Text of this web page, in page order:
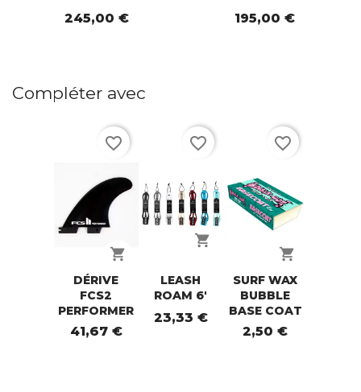
245,00 € 195,00 €
Compléter avec
shopping_cart
DÉRIVE
FCS2
PERFORMER
41,67 €
favorite_border
shopping_cart
LEASH
ROAM 6'
23,33 €
favorite_border
shopping_cart
SURF WAX
BUBBLE
BASE COAT
2,50 €
favorite_border